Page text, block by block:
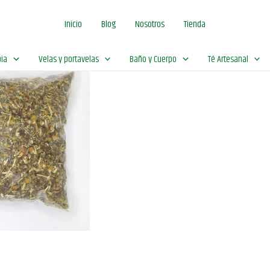
Inicio Blog Nosotros Tienda
Velas y portavelas Baño y Cuerpo Té Artesanal